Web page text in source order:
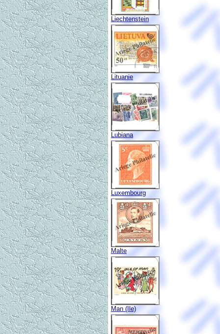
Liechtenstein
Lituanie
Lubiana
Luxembourg
Malte
Man (Ile)